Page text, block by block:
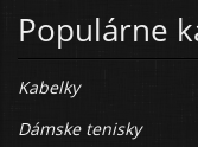
Populárne
Kabelky
Dámske tenisky